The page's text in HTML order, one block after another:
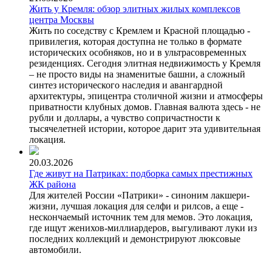
Жить у Кремля: обзор элитных жилых комплексов
центра Москвы
Жить по соседству с Кремлем и Красной площадью -
привилегия, которая доступна не только в формате
исторических особняков, но и в ультрасовременных
резиденциях. Сегодня элитная недвижимость у Кремля
– не просто виды на знаменитые башни, а сложный
синтез исторического наследия и авангардной
архитектуры, эпицентра столичной жизни и атмосферы
приватности клубных домов. Главная валюта здесь - не
рубли и доллары, а чувство сопричастности к
тысячелетней истории, которое дарит эта удивительная
локация.
20.03.2026
Где живут на Патриках: подборка самых престижных
ЖК района
Для жителей России «Патрики» - синоним лакшери-
жизни, лучшая локация для селфи и рилсов, а еще -
нескончаемый источник тем для мемов. Это локация,
где ищут женихов-миллиардеров, выгуливают луки из
последних коллекций и демонстрируют люксовые
автомобили.